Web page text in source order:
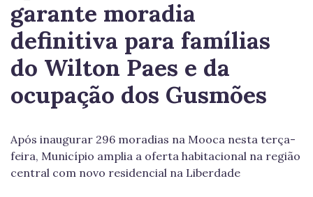
garante moradia
definitiva para famílias
do Wilton Paes e da
ocupação dos Gusmões
Após inaugurar 296 moradias na Mooca nesta terça-
feira, Município amplia a oferta habitacional na região
central com novo residencial na Liberdade